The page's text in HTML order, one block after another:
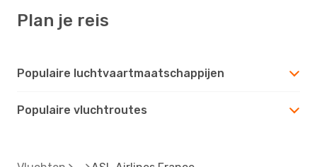
Plan je reis
Populaire luchtvaartmaatschappijen
Populaire vluchtroutes